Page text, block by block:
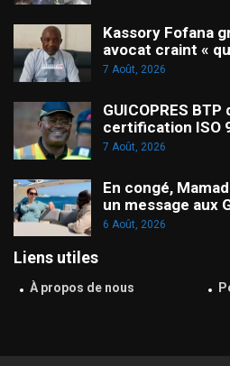
Kassory Fofana
avocat craint «
7 Août, 2026
GUICOPRES
certification ISO
7 Août, 2026
En congé,
un message aux
6 Août, 2026
Liens utiles
À propos de nous